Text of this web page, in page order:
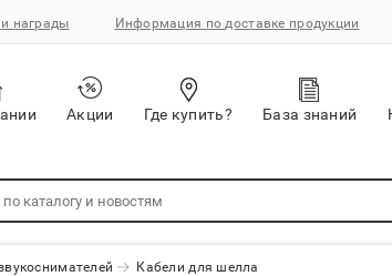
награды Информация по доставке продукции
Акции Где купить? База знаний
Кабели для шелла